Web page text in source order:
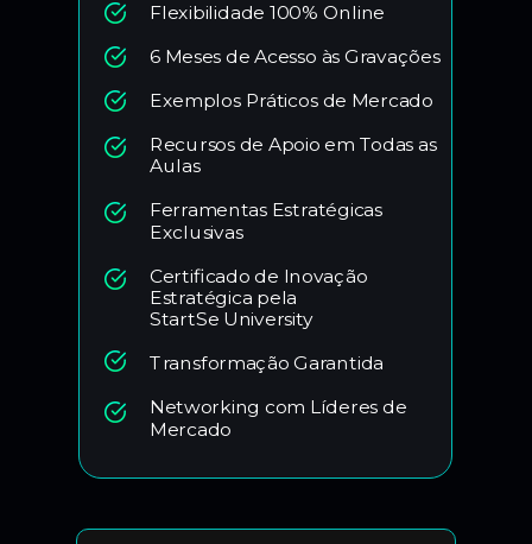
Flexibilidade 100% Online
6 Meses de Acesso às Gravações
Exemplos Práticos de Mercado
Recursos de Apoio em Todas as
Aulas
Ferramentas Estratégicas
Exclusivas
Certificado de Inovação
Estratégica pela
StartSe University
Transformação Garantida
Networking com Líderes de
Mercado